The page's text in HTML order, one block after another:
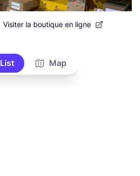
Visiter la boutique en ligne
List Map